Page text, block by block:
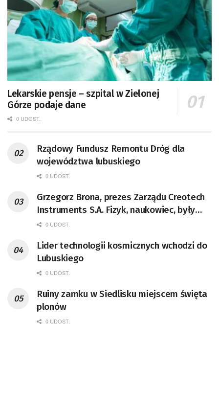
Lekarskie pensje – szpital w Zielonej
Górze podaje dane
0 UDOST.
Rządowy Fundusz Remontu Dróg dla
województwa lubuskiego
0 UDOST.
Grzegorz Brona, prezes Zarządu Creotech
Instruments S.A. Fizyk, naukowiec, były
pracownik CERN w Genewie,
doktor habilitowany nauk fizycznych,
koordynator Rady Sektorowej ds.
Kompetencji Przemysłu Lotniczo-
Badań Kosmicznych i Satelitarnych PAN.
0 UDOST.
Lider technologii kosmicznych wchodzi do
Lubuskiego
0 UDOST.
Ruiny zamku w Siedlisku miejscem święta
plonów
0 UDOST.